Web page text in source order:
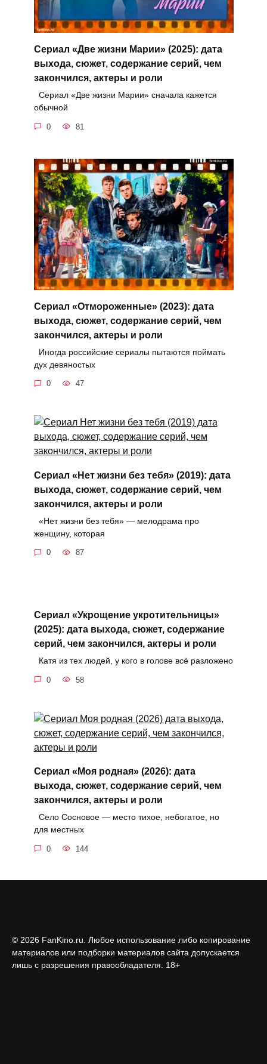
Сериал «Две жизни Марии» (2025): дата
выхода, сюжет, содержание серий, чем
закончился, актеры и роли
Сериал «Две жизни Марии» сначала кажется
обычной
0 81
Сериал «Отмороженные» (2023): дата
выхода, сюжет, содержание серий, чем
закончился, актеры и роли
Иногда российские сериалы пытаются поймать
дух девяностых
0 47
Сериал «Нет жизни без тебя» (2019): дата
выхода, сюжет, содержание серий, чем
закончился, актеры и роли
«Нет жизни без тебя» — мелодрама про
женщину, которая
0 87
Сериал «Укрощение укротительницы»
(2025): дата выхода, сюжет, содержание
серий, чем закончился, актеры и роли
Катя из тех людей, у кого в голове всё разложено
0 58
Сериал «Моя родная» (2026): дата
выхода, сюжет, содержание серий, чем
закончился, актеры и роли
Село Сосновое — место тихое, небогатое, но
для местных
0 144
© 2026 FanKino.ru. Любое использование либо копирование
материалов или подборки материалов сайта допускается
лишь с разрешения правообладателя. 18+